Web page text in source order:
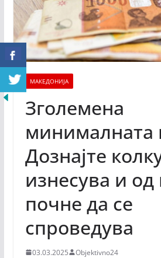
МАКЕДОНИЈА
Зголемена
минималната
Дознајте
изнесува и од
почне да се
спроведува
03.03.2025 Objektivno24